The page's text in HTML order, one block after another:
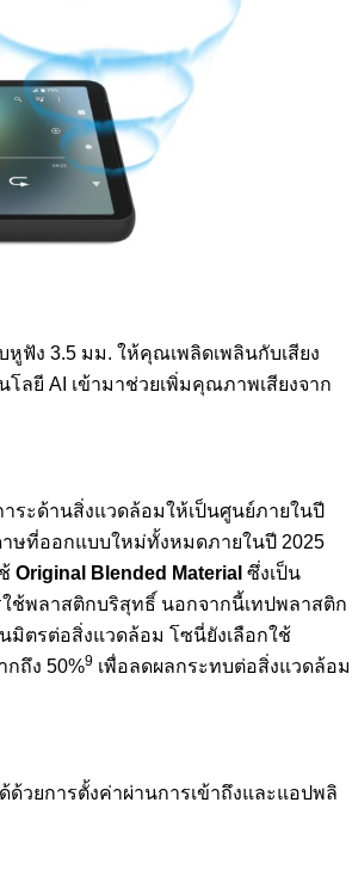
ฟัง 3.5 มม. ให้คุณเพลิดเพลินกับเสียง
ลยี AI เข้ามาช่วยเพิ่มคุณภาพเสียงจาก
ระด้านสิ่งแวดล้อมให้เป็นศูนย์ภายในปี
ษที่ออกแบบใหม่ทั้งหมดภายในปี 2025
Original Blended Materialซึ่งเป็น
ช้พลาสติกบริสุทธิ์ นอกจากนี้เทปพลาสติก
ตรต่อสิ่งแวดล้อม โซนี่ยังเลือกใช้
ถึง 50%9 เพื่อลดผลกระทบต่อสิ่งแวดล้อม
วยการตั้งค่าผ่านการเข้าถึงและแอปพลิ